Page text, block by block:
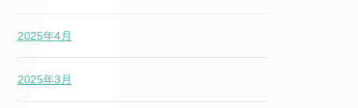
2025年4月
2025年3月